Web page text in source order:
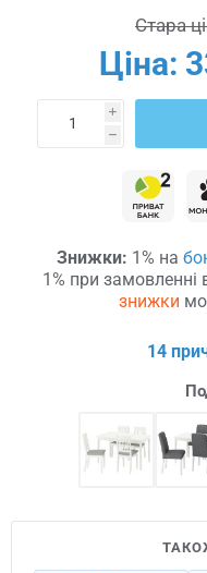
Стара
Ціна:
i
h
Знижки: 1% на
1% при замовленні
знижки
14